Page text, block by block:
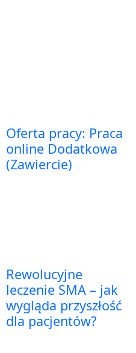
Oferta pracy: Praca
online Dodatkowa
(Zawiercie)
Rewolucyjne
leczenie SMA – jak
wygląda przyszłość
dla pacjentów?